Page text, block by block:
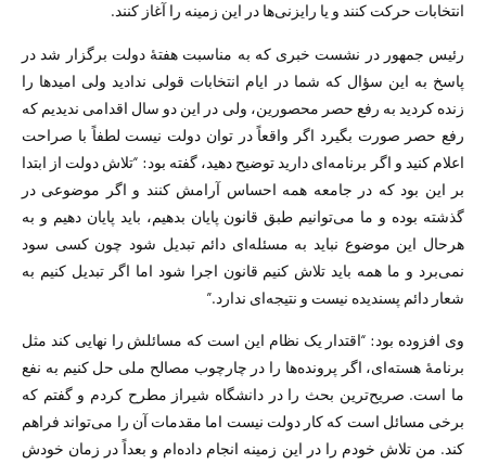
انتخابات حرکت کنند و یا رایزنی‌ها در این زمینه را آغاز کنند.
رئیس جمهور در نشست خبری که به مناسبت هفتهٔ دولت برگزار شد در
پاسخ به این سؤال که شما در ایام انتخابات قولی ندادید ولی امیدها را
زنده کردید به رفع حصر محصورین، ولی در این دو سال اقدامی ندیدیم که
رفع حصر صورت بگیرد اگر واقعاً در توان دولت نیست لطفاً با صراحت
اعلام کنید و اگر برنامه‌ای دارید توضیح دهید، گفته بود: “تلاش دولت از ابتدا
بر این بود که در جامعه همه احساس آرامش کنند و اگر موضوعی در
گذشته بوده و ما می‌توانیم طبق قانون پایان بدهیم، باید پایان دهیم و به
هرحال این موضوع نباید به مسئله‌ای دائم تبدیل شود چون کسی سود
نمی‌برد و ما همه باید تلاش کنیم قانون اجرا شود اما اگر تبدیل کنیم به
شعار دائم پسندیده نیست و نتیجه‌ای ندارد.”
وی افزوده بود: “اقتدار یک نظام این است که مسائلش را نهایی کند مثل
برنامهٔ هسته‌ای، اگر پرونده‌ها را در چارچوب مصالح ملی حل کنیم به نفع
ما است. صریح‌ترین بحث را در دانشگاه شیراز مطرح کردم و گفتم که
برخی مسائل است که کار دولت نیست اما مقدمات آن را می‌تواند فراهم
کند. من تلاش خودم را در این زمینه انجام داده‌ام و بعداً در زمان خودش